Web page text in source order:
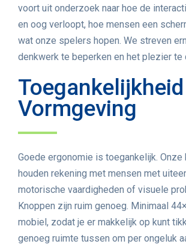
voort uit onderzoek naar hoe de
en oog verloopt, hoe mensen een
wat onze spelers hopen. We streven
denkwerk te beperken en het plezier te
Vormgeving
Goede ergonomie is toegankelijk. Onze
houden rekening met mensen met
motorische vaardigheden of visuele
Knoppen zijn ruim genoeg. Minimaal
mobiel, zodat je er makkelijk op kunt
genoeg ruimte tussen om per ongeluk